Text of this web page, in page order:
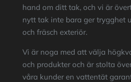
hand om ditt tak, och vi är
nytt tak inte bara ger trygghet
och fräsch exteriör.
Vi är noga med att välja
och produkter och är stolta
våra kunder en vattentät